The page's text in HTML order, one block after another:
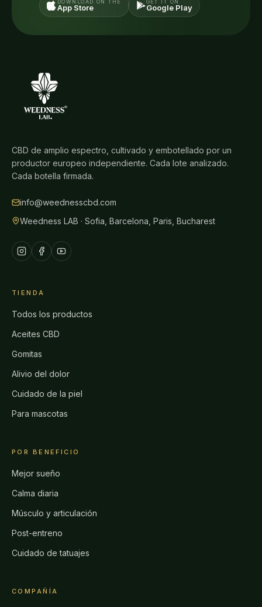
DOWNLOAD ON THE
App Store
GET IT ON
Google Play
CBD de amplio espectro, cultivado y embotellado por un
productor europeo independiente. Cada lote analizado.
Cada botella firmada.
info@weednesscbd.com
Weedness LAB · Sofia, Barcelona, Paris, Bucharest
TIENDA
Todos los productos
Aceites CBD
Gomitas
Alivio del dolor
Cuidado de la piel
Para mascotas
POR BENEFICIO
Mejor sueño
Calma diaria
Músculo y articulación
Post-entreno
Cuidado de tatuajes
COMPAÑÍA